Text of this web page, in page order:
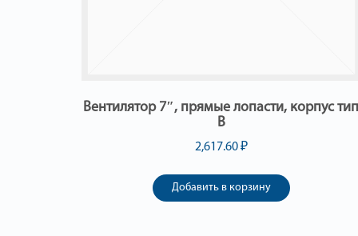
Вентилятор 7″, прямые лопасти, корпус
В
2,617.60₽
Добавить в корзину